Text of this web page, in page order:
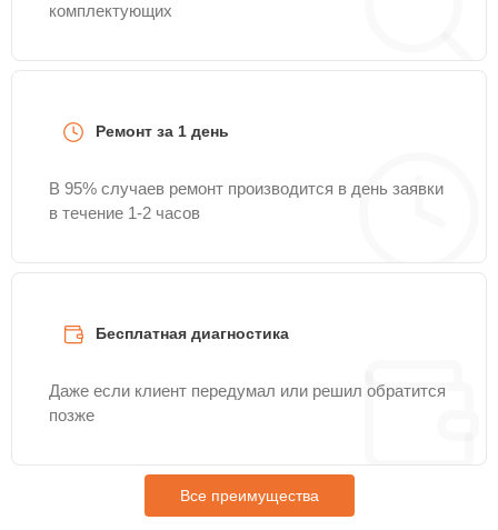
комплектующих
Ремонт за 1 день
В 95% случаев ремонт производится в день заявки
в течение 1-2 часов
Бесплатная диагностика
Даже если клиент передумал или решил обратится
позже
Все преимущества